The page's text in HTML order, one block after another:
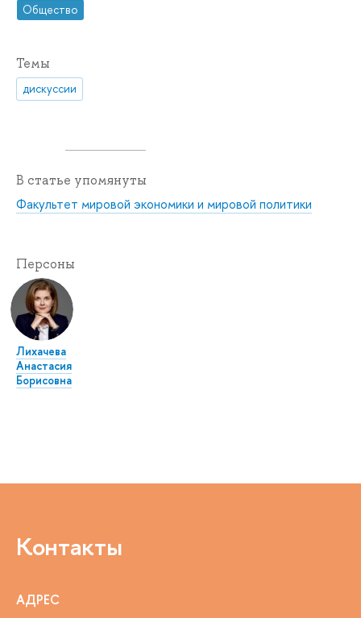
Общество
Темы
дискуссии
В статье упомянуты
Факультет мировой экономики и мировой политики
Персоны
Лихачева
Анастасия
Борисовна
Контакты
АДРЕС